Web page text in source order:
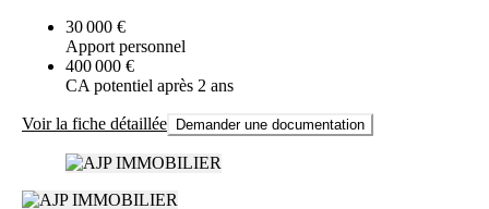
30 000 €
Apport personnel
400 000 €
CA potentiel après 2 ans
Voir la fiche détaillée Demander une documentation